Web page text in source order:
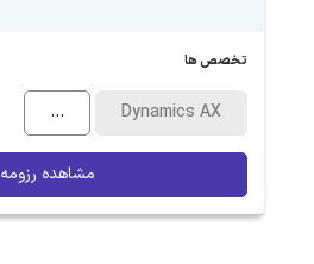
تخصص ها
Dynamics AX
...
مشاهده رزومه